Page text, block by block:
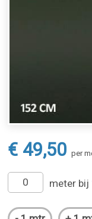
€ 49,50 per
meter bij